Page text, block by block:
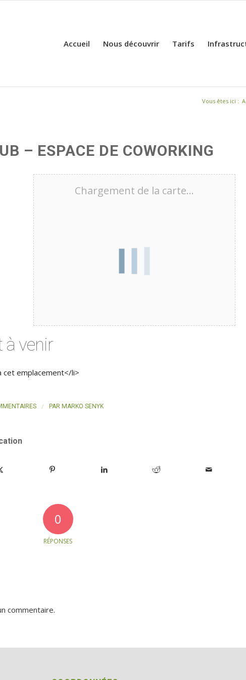
Accueil Nous découvrir Tarifs
Vous êtes ici :
– ESPACE DE COWORKING
Chargement de la carte…
à venir
cet emplacement</li>
/ PAR MARKO SENYK
0
RÉPONSES
commentaire.